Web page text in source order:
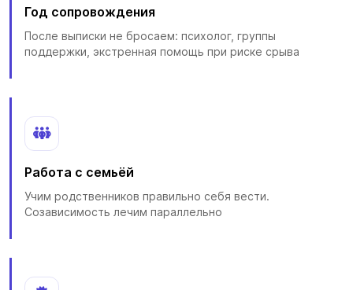
Год сопровождения
После выписки не бросаем: психолог, группы
поддержки, экстренная помощь при риске срыва
Работа с семьёй
Учим родственников правильно себя вести.
Созависимость лечим параллельно